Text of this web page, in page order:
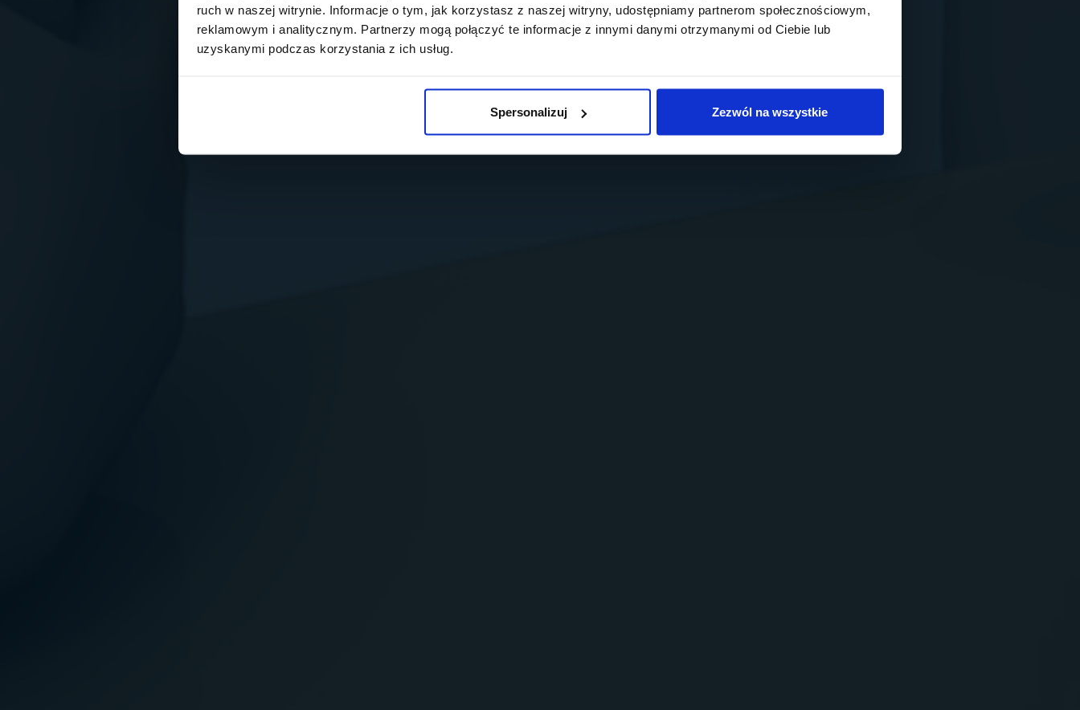
ruch w naszej witrynie. Informacje o tym, jak korzystasz z naszej witryny, udostępniamy partnerom społecznościowym,
reklamowym i analitycznym. Partnerzy mogą połączyć te informacje z innymi danymi otrzymanymi od Ciebie lub
uzyskanymi podczas korzystania z ich usług.
Spersonalizuj Zezwól na wszystkie